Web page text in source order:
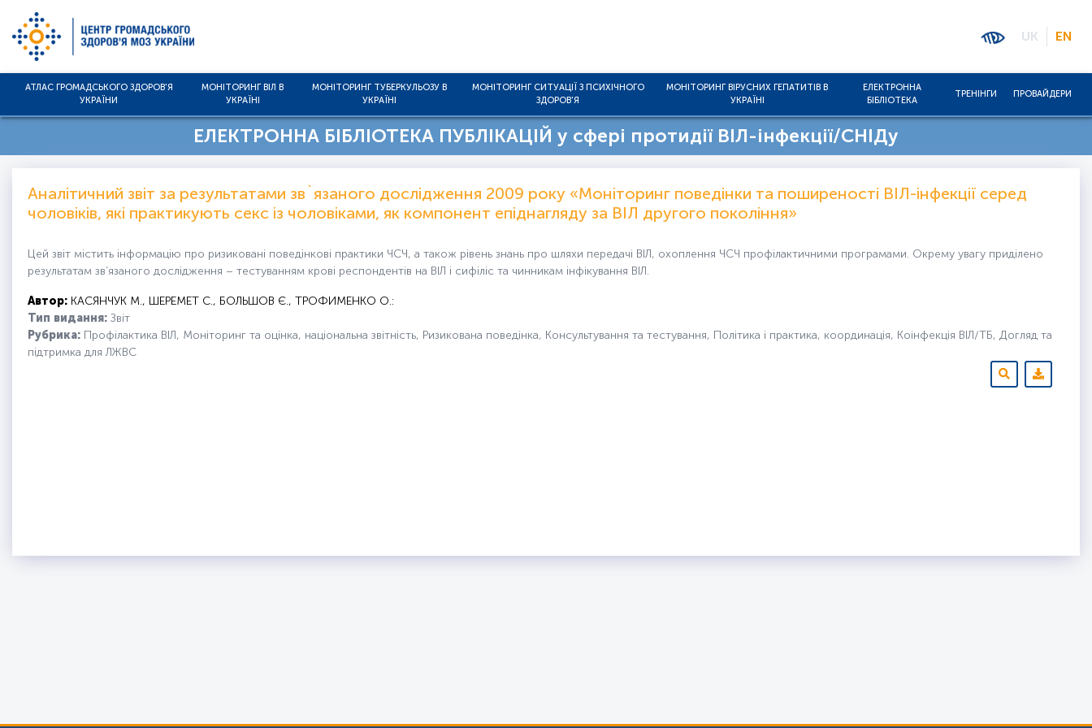
UK EN
АТЛАС ГРОМАДСЬКОГО ЗДОРОВ'Я
УКРАЇНИ
МОНІТОРИНГ ВІЛ В
УКРАЇНІ
МОНІТОРИНГ ТУБЕРКУЛЬОЗУ В
УКРАЇНІ
МОНІТОРИНГ СИТУАЦІЇ З ПСИХІЧНОГО
ЗДОРОВ'Я
МОНІТОРИНГ ВІРУСНИХ ГЕПАТИТІВ В
УКРАЇНІ
ЕЛЕКТРОННА
БІБЛІОТЕКА
ТРЕНІНГИ ПРОВАЙДЕРИ
ЕЛЕКТРОННА БІБЛІОТЕКА ПУБЛІКАЦІЙ у сфері протидії ВІЛ-інфекції/СНІДу
Аналітичний звіт за результатами зв`язаного дослідження 2009 року «Моніторинг поведінки та поширеності ВІЛ-інфекції серед
чоловіків, які практикують секс із чоловіками, як компонент епіднагляду за ВІЛ другого покоління»
Цей звіт містить інформацію про ризиковані поведінкові практики ЧСЧ, а також рівень знань про шляхи передачі ВІЛ, охоплення ЧСЧ профілактичними програмами. Окрему увагу приділено
результатам зв’язаного дослідження – тестуванням крові респондентів на ВІЛ і сифіліс та чинникам інфікування ВІЛ.
Автор: КАСЯНЧУК М., ШЕРЕМЕТ С., БОЛЬШОВ Є., ТРОФИМЕНКО О.:
Тип видання: Звіт
Рубрика: Профілактика ВІЛ, Моніторинг та оцінка, національна звітність, Ризикована поведінка, Консультування та тестування, Політика і практика, координація, Коінфекція ВІЛ/ТБ, Догляд та
підтримка для ЛЖВС